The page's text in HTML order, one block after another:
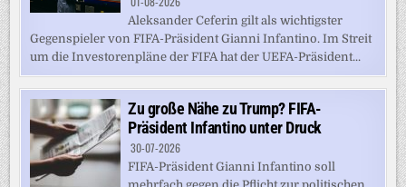
Aleksander Ceferin gilt als wichtigster
Gegenspieler von FIFA-Präsident Gianni Infantino. Im Streit
um die Investorenpläne der FIFA hat der UEFA-Präsident...
Zu große Nähe zu Trump? FIFA-
Präsident Infantino unter Druck
30-07-2026
FIFA-Präsident Gianni Infantino soll